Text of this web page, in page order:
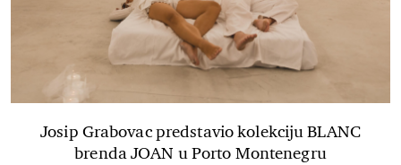
Josip Grabovac predstavio kolekciju BLANC
brenda JOAN u Porto Montenegru